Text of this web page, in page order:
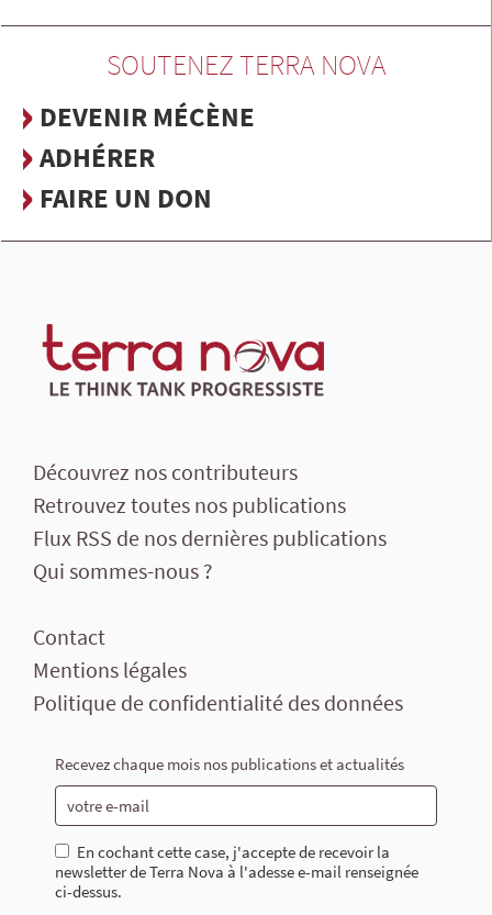
SOUTENEZ TERRA NOVA
DEVENIR MÉCÈNE
ADHÉRER
FAIRE UN DON
Découvrez nos contributeurs
Retrouvez toutes nos publications
Flux RSS de nos dernières publications
Qui sommes-nous ?
Contact
Mentions légales
Politique de confidentialité des données
Recevez chaque mois nos publications et actualités
En cochant cette case, j'accepte de recevoir la
newsletter de Terra Nova à l'adesse e-mail renseignée
ci-dessus.